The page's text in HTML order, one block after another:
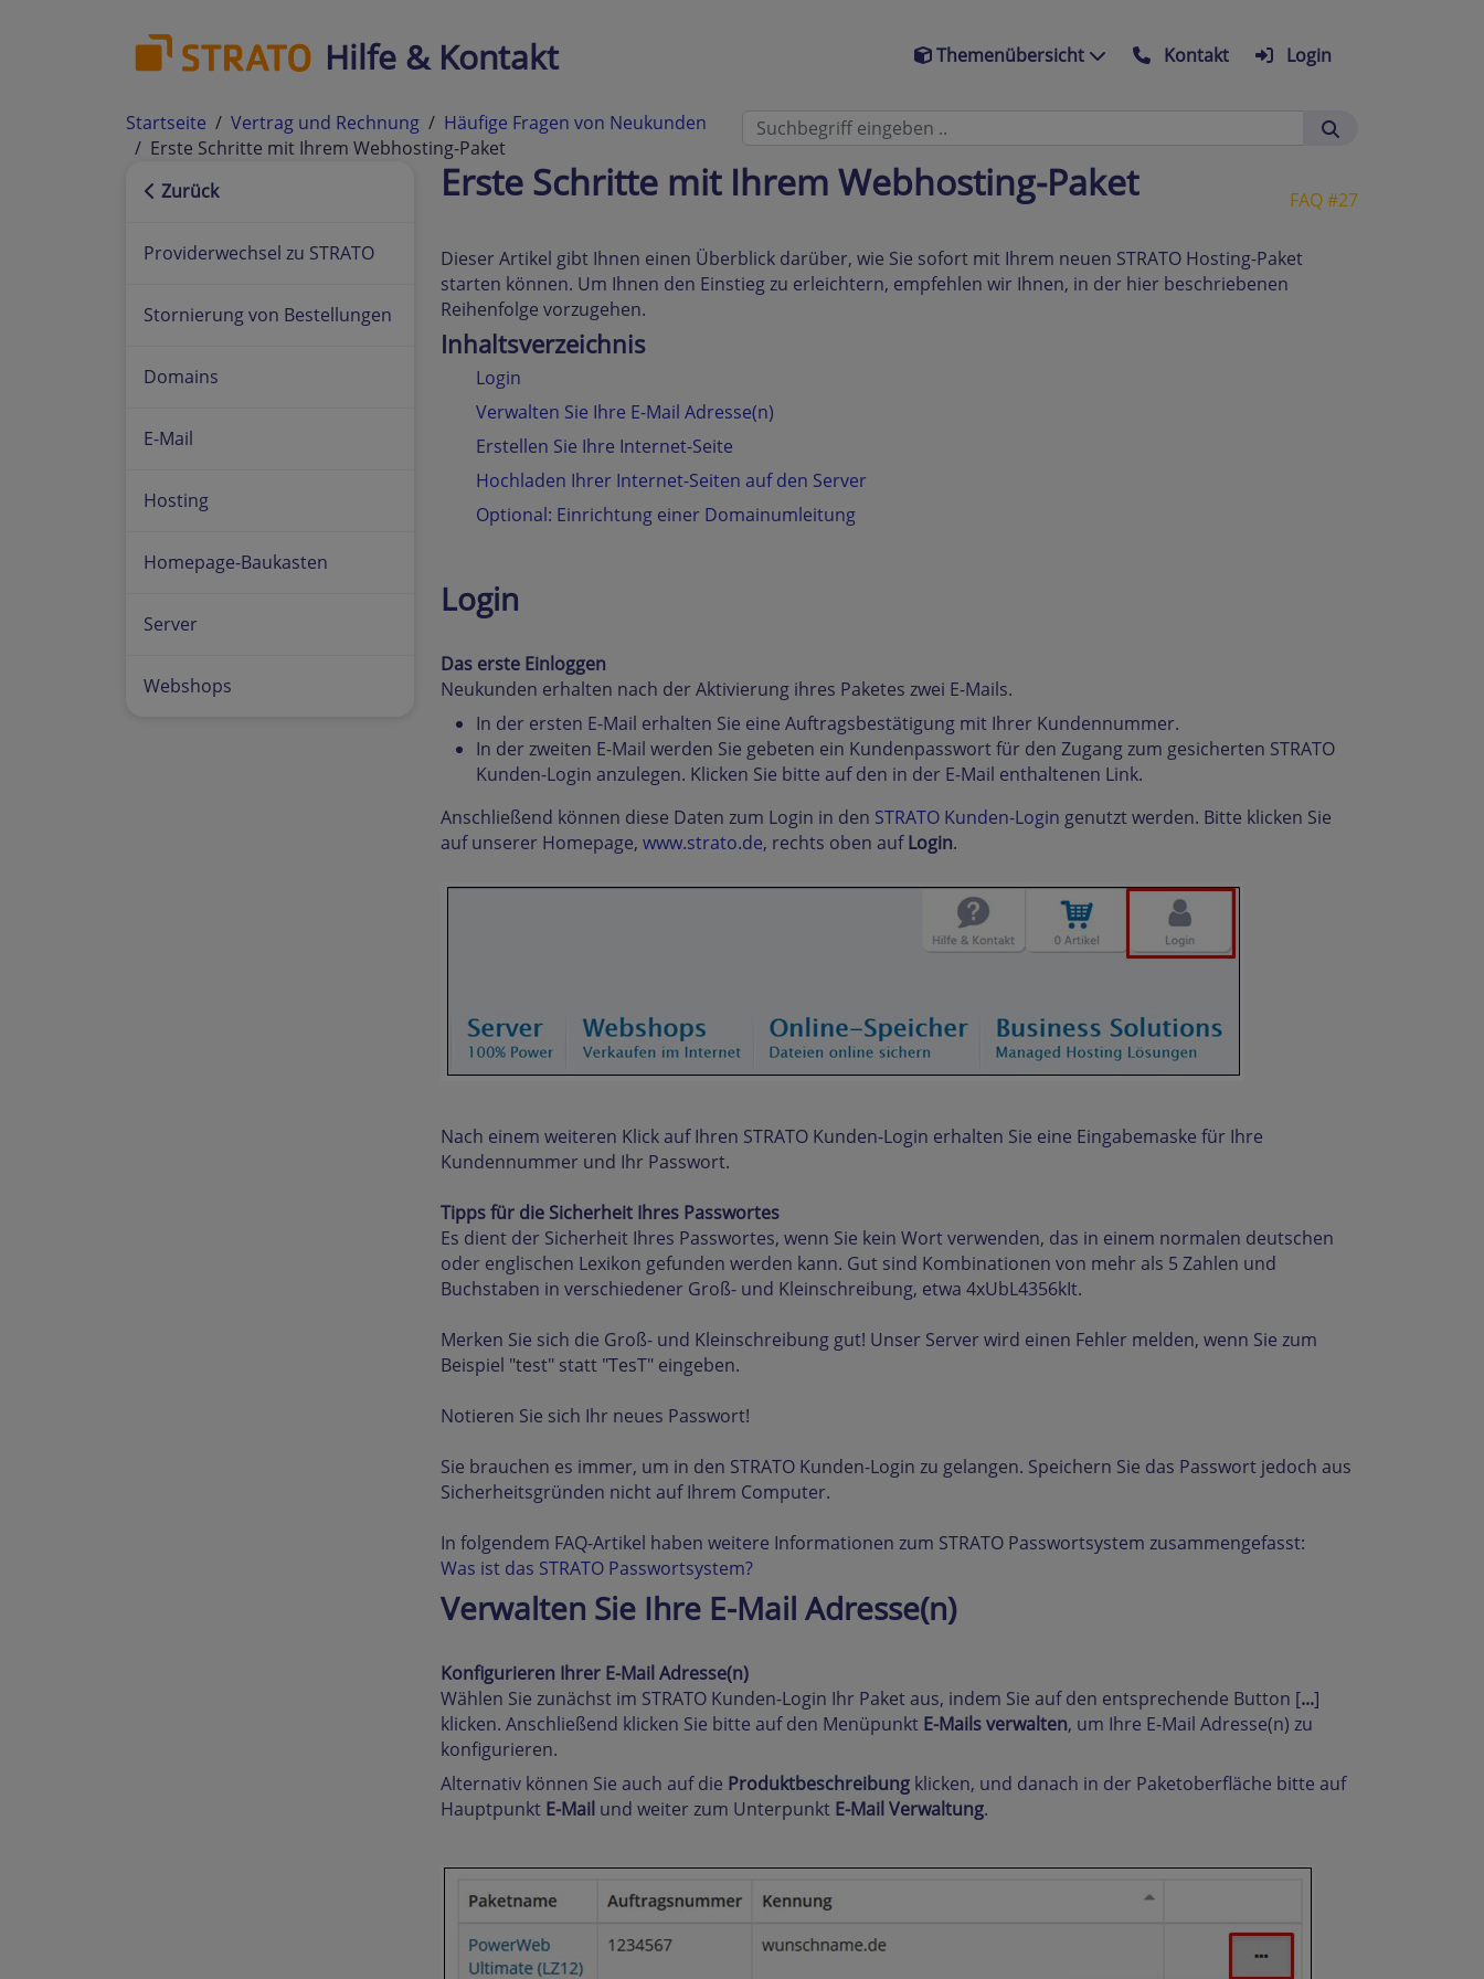
Hilfe & Kontakt Themenübersicht Kontakt Login
Startseite Vertrag und Rechnung
Häufige Fragen von Neukunden
Erste Schritte mit Ihrem Webhosting-Paket
Zurück
Providerwechsel zu STRATO
Stornierung von Bestellungen
Domains
E-Mail
Hosting
Homepage-Baukasten
Server
Webshops
FAQ #27
Erste Schritte mit Ihrem Webhosting-Paket
Dieser Artikel gibt Ihnen einen Überblick darüber, wie Sie sofort mit Ihrem neuen STRATO Hosting-Paket
starten können. Um Ihnen den Einstieg zu erleichtern, empfehlen wir Ihnen, in der hier beschriebenen
Reihenfolge vorzugehen.
Inhaltsverzeichnis
Login
Verwalten Sie Ihre E-Mail Adresse(n)
Erstellen Sie Ihre Internet-Seite
Hochladen Ihrer Internet-Seiten auf den Server
Optional: Einrichtung einer Domainumleitung
Login
Das erste Einloggen
Neukunden erhalten nach der Aktivierung ihres Paketes zwei E-Mails.
In der ersten E-Mail erhalten Sie eine Auftragsbestätigung mit Ihrer Kundennummer.
In der zweiten E-Mail werden Sie gebeten ein Kundenpasswort für den Zugang zum gesicherten STRATO
Kunden-Login anzulegen. Klicken Sie bitte auf den in der E-Mail enthaltenen Link.
Anschließend können diese Daten zum Login in den STRATO Kunden-Login genutzt werden. Bitte klicken Sie
auf unserer Homepage, www.strato.de, rechts oben aufLogin.
Nach einem weiteren Klick auf Ihren STRATO Kunden-Login erhalten Sie eine Eingabemaske für Ihre
Kundennummer und Ihr Passwort.
Tipps für die Sicherheit Ihres Passwortes
Es dient der Sicherheit Ihres Passwortes, wenn Sie kein Wort verwenden, das in einem normalen deutschen
oder englischen Lexikon gefunden werden kann. Gut sind Kombinationen von mehr als 5 Zahlen und
Buchstaben in verschiedener Groß- und Kleinschreibung, etwa 4xUbL4356kIt.
Merken Sie sich die Groß- und Kleinschreibung gut! Unser Server wird einen Fehler melden, wenn Sie zum
Beispiel "test" statt "TesT" eingeben.
Notieren Sie sich Ihr neues Passwort!
Sie brauchen es immer, um in den STRATO Kunden-Login zu gelangen. Speichern Sie das Passwort jedoch aus
Sicherheitsgründen nicht auf Ihrem Computer.
In folgendem FAQ-Artikel haben weitere Informationen zum STRATO Passwortsystem zusammengefasst:
Was ist das STRATO Passwortsystem?
Verwalten Sie Ihre E-Mail Adresse(n)
Konfigurieren Ihrer E-Mail Adresse(n)
Wählen Sie zunächst im STRATO Kunden-Login Ihr Paket aus, indem Sie auf den entsprechende Button [...]
klicken. Anschließend klicken Sie bitte auf den Menüpunkt E-Mails verwalten, um Ihre E-Mail Adresse(n) zu
konfigurieren.
Alternativ können Sie auch auf die Produktbeschreibung klicken, und danach in der Paketoberfläche bitte auf
Hauptpunkt E-Mail und weiter zum Unterpunkt E-Mail Verwaltung.